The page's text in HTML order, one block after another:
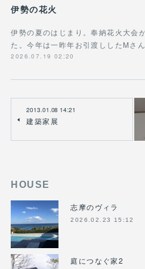
伊勢の花火
伊勢の夏のはじまり。奉納花火大会
た。今年は一昨年お引渡ししたMさ
2026.07.19 02:20
2013.01.08 14:21
建築家展
HOUSE
志摩のヴィラ
2026.02.23 15:12
庭につなぐ家2